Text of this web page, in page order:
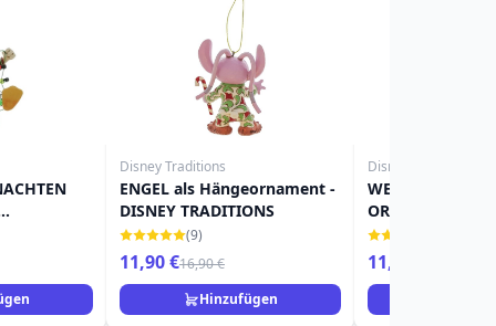
Disney Traditions
ENGEL als Hängeornament -
DISNEY TRADITIONS
(9)
11,90 €16,90 €
Hinzufügen
Disney Traditions
WEIHNACHTS-
ORNAMENT –
TRADITIONS
11,90 €